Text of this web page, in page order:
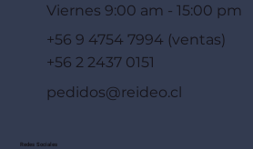
Viernes 9:00 am - 15:00 pm
+56 9 4754 7994 (ventas)
+56 2 2437 0151
pedidos@reideo.cl
Redes Sociales